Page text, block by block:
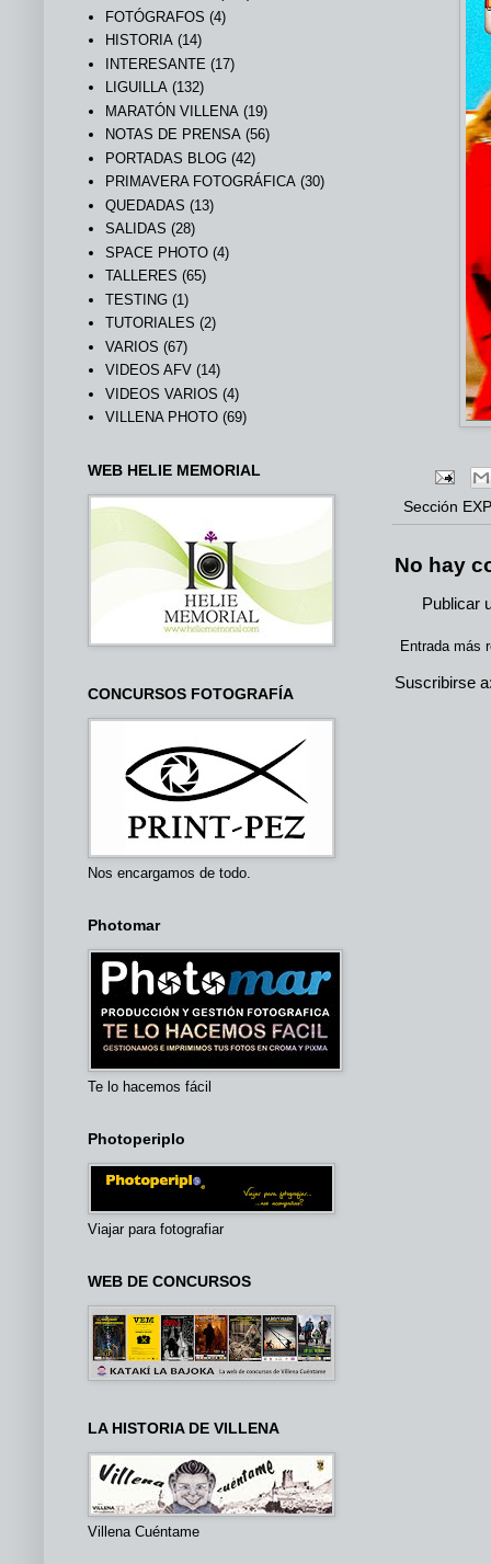
Sección
No hay
Publicar
Entrada más
Suscribirse
FOTÓGRAFOS (4)
HISTORIA (14)
INTERESANTE (17)
LIGUILLA (132)
MARATÓN VILLENA (19)
NOTAS DE PRENSA (56)
PORTADAS BLOG (42)
PRIMAVERA FOTOGRÁFICA (30)
QUEDADAS (13)
SALIDAS (28)
SPACE PHOTO (4)
TALLERES (65)
TESTING (1)
TUTORIALES (2)
VARIOS (67)
VIDEOS AFV (14)
VIDEOS VARIOS (4)
VILLENA PHOTO (69)
WEB HELIE MEMORIAL
CONCURSOS FOTOGRAFÍA
Nos encargamos de todo.
Photomar
Te lo hacemos fácil
Photoperiplo
Viajar para fotografiar
WEB DE CONCURSOS
LA HISTORIA DE VILLENA
Villena Cuéntame